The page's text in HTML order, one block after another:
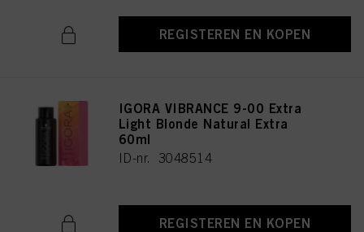
REGISTEREN EN KOPEN
IGORA VIBRANCE 9-00 Extra
Light Blonde Natural Extra
60ml
ID-nr. 3048514
REGISTEREN EN KOPEN